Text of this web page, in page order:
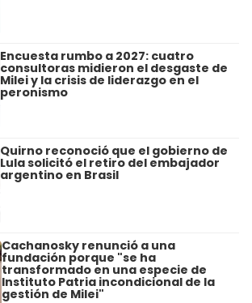
Encuesta rumbo a 2027: cuatro
consultoras midieron el desgaste de
Milei y la crisis de liderazgo en el
peronismo
Quirno reconoció que el gobierno de
Lula solicitó el retiro del embajador
argentino en Brasil
Cachanosky renunció a una
fundación porque "se ha
transformado en una especie de
Instituto Patria incondicional de la
gestión de Milei"